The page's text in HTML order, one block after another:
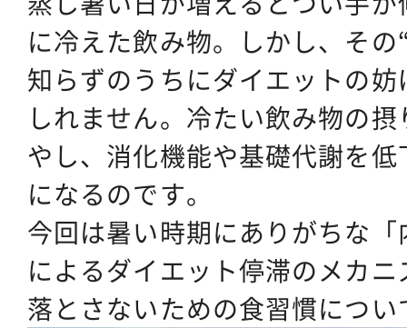
に冷えた飲み物。しかし、そ
知らずのうちにダイエットの
しれません。冷たい飲み物の
やし、消化機能や基礎代謝を
になるのです。
今回は暑い時期にありがちな
によるダイエット停滞のメカ
落とさないための食習慣につ